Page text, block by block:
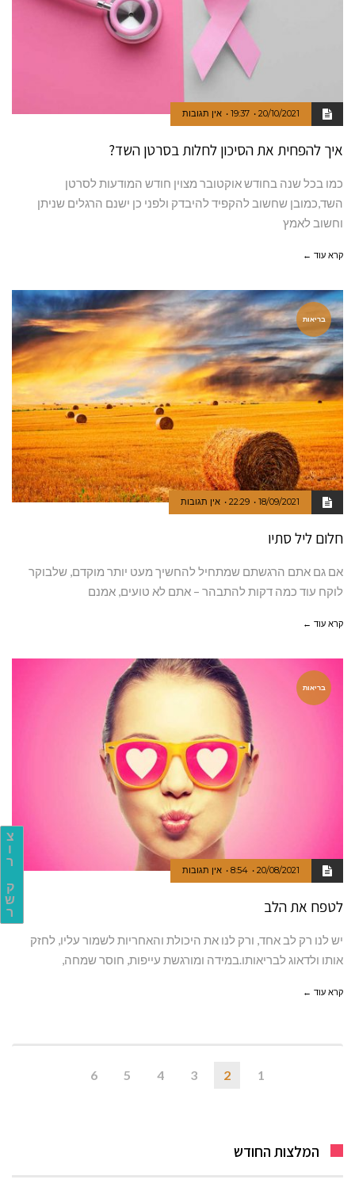
צ
ו
ר
ק
ש
ר
20/10/2021
19:37 אין תגובות
איך להפחית את הסיכון לחלות בסרטן השד?
כמו בכל שנה בחודש אוקטובר מצוין חודש המודעות לסרטן
השד,כמובן שחשוב להקפיד להיבדק ולפני כן ישנם הרגלים שניתן
וחשוב לאמץ
קרא עוד ←
בריאות
18/09/2021
22:29 אין תגובות
חלום ליל סתיו
אם גם אתם הרגשתם שמתחיל להחשיך מעט יותר מוקדם, שלבוקר
לוקח עוד כמה דקות להתבהר – אתם לא טועים, אמנם
קרא עוד ←
בריאות
20/08/2021
8:54 אין תגובות
לטפח את הלב
יש לנו רק לב אחד, ורק לנו את היכולת והאחריות לשמור עליו, לחזק
אותו ולדאוג לבריאותו.במידה ומורגשת עייפות, חוסר שמחה,
קרא עוד ←
1
2
3
4
5
6
המלצות החודש